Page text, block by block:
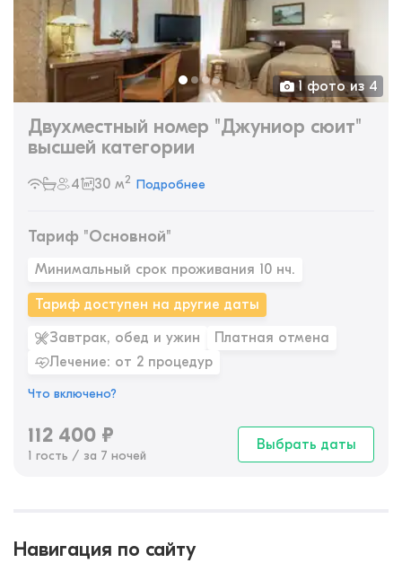
1 фото из 4
Двухместный номер "Джуниор сюит"
высшей категории
4 30 м2 Подробнее
Тариф "Основной"
Минимальный срок проживания 10 нч.
Тариф доступен на другие даты
Завтрак, обед и ужин
Платная отмена
Лечение: от 2 процедур
Что включено?
112 400 ₽
1 гость / за 7 ночей
Выбрать даты
Навигация по сайту